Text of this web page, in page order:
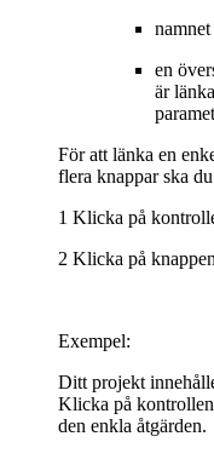
en
är
För att länka en
flera knappar ska
1 Klicka på
2 Klicka på
Exempel:
Ditt projekt
Klicka på
den enkla åtgärden.